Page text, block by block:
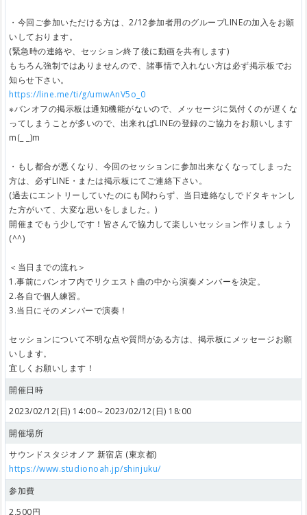
・今回ご参加いただける方は、2/12参加者用のグループLINEの加入をお願
いしております。
(緊急時の連絡や、セッション終了後に動画を共有します)
もちろん強制ではありませんので、諸事情で入れない方は必ず掲示板でお
知らせ下さい。
https://line.me/ti/g/umwAnV5o_0
※バンオフの掲示板は通知機能がないので、メッセージに気付くのが遅くな
ってしまうことが多いので、出来ればLINEの登録のご協力をお願いします
m(_ _)m
・もし都合が悪くなり、今回のセッションに参加出来なくなってしまった
方は、必ずLINE・または掲示板にてご連絡下さい。
(過去にエントリーしていたのにも関わらず、当日連絡なしでドタキャンし
た方がいて、大変な思いをしました。)
開催までもう少しです！皆さんで協力して楽しいセッション作りましょう
(^^)
＜当日までの流れ＞
1.事前にバンオフ内でリクエスト曲の中から演奏メンバーを決定。
2.各自で個人練習。
3.当日にそのメンバーで演奏！
セッションについて不明な点や質問がある方は、掲示板にメッセージお願
いします。
宜しくお願いします！
開催日時
2023/02/12(日) 14:00～2023/02/12(日) 18:00
開催場所
サウンドスタジオノア 新宿店 (東京都)
https://www.studionoah.jp/shinjuku/
参加費
2,500円